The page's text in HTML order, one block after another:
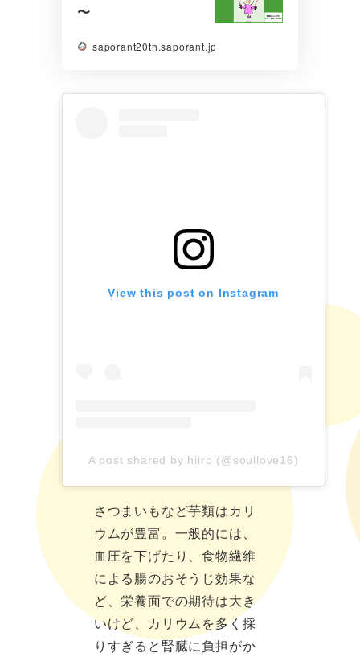
〜
saporant20th.saporant.jp
View this post on Instagram
A post shared by hiiro (@soullove16)
さつまいもなど芋類はカリ
ウムが豊富。一般的には、
血圧を下げたり、食物繊維
による腸のおそうじ効果な
ど、栄養面での期待は大き
いけど、カリウムを多く採
りすぎると腎臓に負担がか